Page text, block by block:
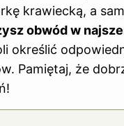
krawiecką, a
obwód w
określić
Pamiętaj, że